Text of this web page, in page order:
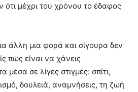
ότι μέχρι του χρόνου το έδαφος
άλλη μια φορά και σίγουρα δεν
πώς είναι να χάνεις
σε λίγες στιγμές: σπίτι,
δουλειά, αναμνήσεις, τη ζωή